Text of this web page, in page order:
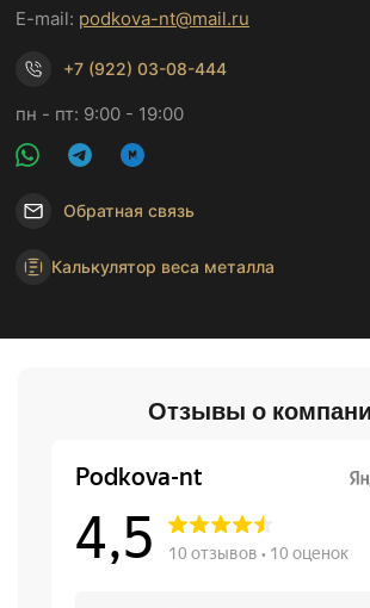
E-mail: podkova-nt@mail.ru
+7 (922) 03-08-444
пн - пт: 9:00 - 19:00
Обратная связь
Калькулятор веса металла
Отзывы о